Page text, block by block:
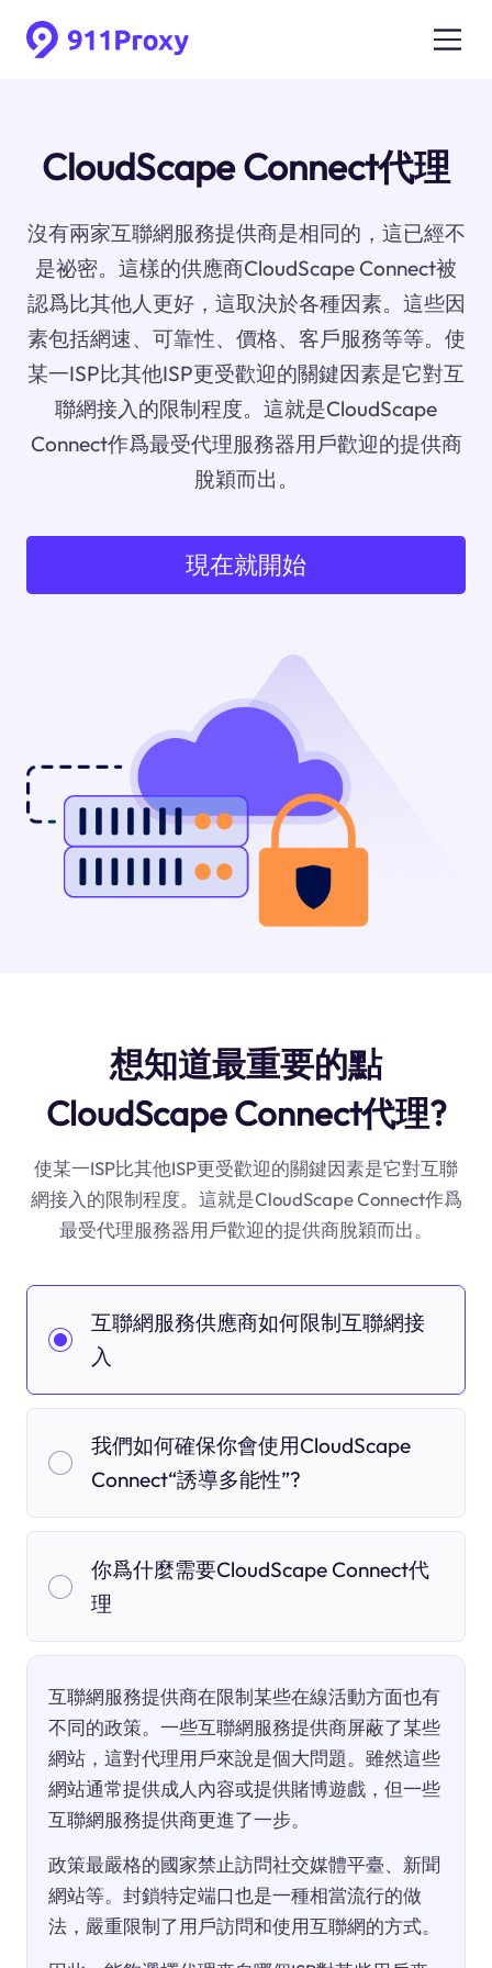
CloudScape Connect代理
沒有兩家互聯網服務提供商是相同的，這已經不
是祕密。這樣的供應商CloudScape Connect被
認爲比其他人更好，這取決於各種因素。這些因
素包括網速、可靠性、價格、客戶服務等等。使
某一ISP比其他ISP更受歡迎的關鍵因素是它對互
聯網接入的限制程度。這就是CloudScape
Connect作爲最受代理服務器用戶歡迎的提供商
脫穎而出。
現在就開始
想知道最重要的點
CloudScape Connect代理?
使某一ISP比其他ISP更受歡迎的關鍵因素是它對互聯
網接入的限制程度。這就是CloudScape Connect作爲
最受代理服務器用戶歡迎的提供商脫穎而出。
互聯網服務供應商如何限制互聯網接
入
我們如何確保你會使用CloudScape
Connect“誘導多能性”?
你爲什麼需要CloudScape Connect代
理
互聯網服務提供商在限制某些在線活動方面也有
不同的政策。一些互聯網服務提供商屏蔽了某些
網站，這對代理用戶來說是個大問題。雖然這些
網站通常提供成人內容或提供賭博遊戲，但一些
互聯網服務提供商更進了一步。
政策最嚴格的國家禁止訪問社交媒體平臺、新聞
網站等。封鎖特定端口也是一種相當流行的做
法，嚴重限制了用戶訪問和使用互聯網的方式。